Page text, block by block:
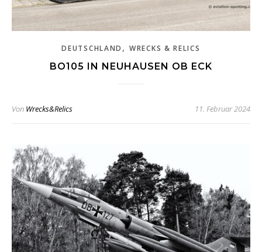
DEUTSCHLAND ,WRECKS & RELICS
BO105 IN NEUHAUSEN OB ECK
Von Wrecks&Relics 11. Februar 2024